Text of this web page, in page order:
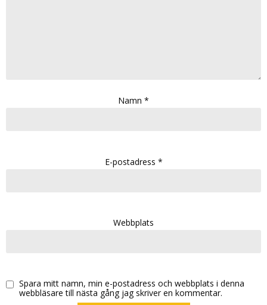
Namn *
E-postadress *
Webbplats
Spara mitt namn, min e-postadress och webbplats i denna
webbläsare till nästa gång jag skriver en kommentar.